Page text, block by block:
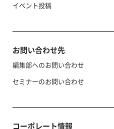
イベント投稿
お問い合わせ先
編集部へのお問い合わせ
セミナーのお問い合わせ
コーポレート情報